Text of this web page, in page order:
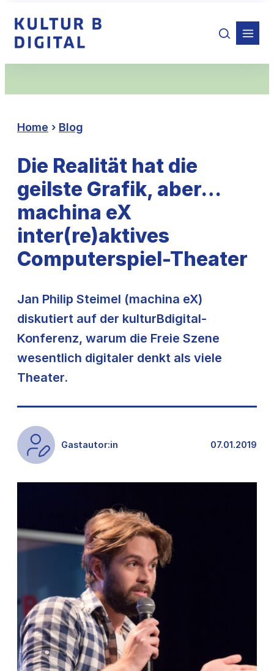
Inhalt
springen
Home › Blog
Die Realität hat die
geilste Grafik, aber…
machina eX
inter(re)aktives
Computerspiel-Theater
Jan Philip Steimel (machina eX)
diskutiert auf der kulturBdigital-
Konferenz, warum die Freie Szene
wesentlich digitaler denkt als viele
Theater.
Gastautor:in 07.01.2019